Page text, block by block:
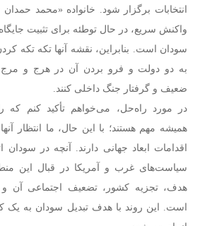
انتخابات برگزار شود. خانواده «محمد حمدان
واکنش سریع، در حال توطئه برای تثبیت
سودان است. بنابراین، نقشه آنها تکه تکه
به دو دولت و فرو بردن آن در هرج و
ضعیف و گرفتار جنگ داخلی کنند.
در مورد راه‌حل، می‌خواهم تأکید کنم که
همیشه مهم هستند؛ با این حال، ما انتظار آنها
اقدامات ابعاد جهانی دارند. آنچه در سودان
سیاست‌های غرب و آمریکا در قبال این
هدف، تجزیه کشور، تضعیف اجتماعی آن و
است. این روند با هدف تبدیل سودان به